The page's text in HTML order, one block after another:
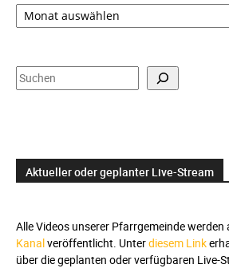
Suche
Suchen
Aktueller oder geplanter Live-Stream
Alle Videos unserer Pfarrgemeinde werden
Kanalveröffentlicht. Unterdiesem Link
über die geplanten oder verfügbaren Live-